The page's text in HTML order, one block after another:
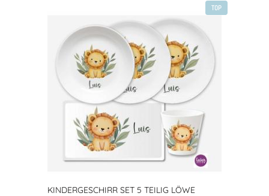
TOP
KINDERGESCHIRR SET 5 TEILIG LÖWE